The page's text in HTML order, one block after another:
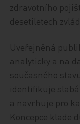
zdravotního
desetiletech
Uveřejněná
analyticky a na
současného
identifikuje
a navrhuje pro
Koncepce klade